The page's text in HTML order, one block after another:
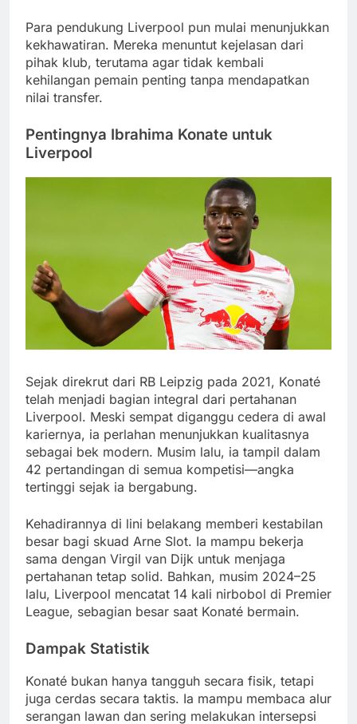
Para pendukung Liverpool pun mulai menunjukkan
kekhawatiran. Mereka menuntut kejelasan dari
pihak klub, terutama agar tidak kembali
kehilangan pemain penting tanpa mendapatkan
nilai transfer.
Pentingnya Ibrahima Konate untuk
Liverpool
Sejak direkrut dari RB Leipzig pada 2021, Konaté
telah menjadi bagian integral dari pertahanan
Liverpool. Meski sempat diganggu cedera di awal
kariernya, ia perlahan menunjukkan kualitasnya
sebagai bek modern. Musim lalu, ia tampil dalam
42 pertandingan di semua kompetisi—angka
tertinggi sejak ia bergabung.
Kehadirannya di lini belakang memberi kestabilan
besar bagi skuad Arne Slot. Ia mampu bekerja
sama dengan Virgil van Dijk untuk menjaga
pertahanan tetap solid. Bahkan, musim 2024–25
lalu, Liverpool mencatat 14 kali nirbobol di Premier
League, sebagian besar saat Konaté bermain.
Dampak Statistik
Konaté bukan hanya tangguh secara fisik, tetapi
juga cerdas secara taktis. Ia mampu membaca alur
serangan lawan dan sering melakukan intersepsi